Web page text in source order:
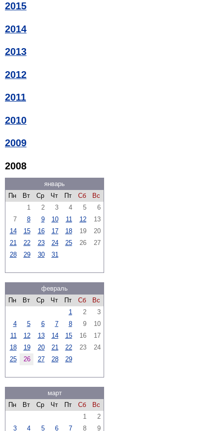
2015
2014
2013
2012
2011
2010
2009
2008
январь
Пн
Вт Ср Чт Пт Сб
Вс
1
2 3 4 5
6
7
8 9 10 11 12
13
14
15 16 17 18 19
20
21
22 23 24 25 26
27
28
29 30 31
февраль
Пн
Вт Ср Чт Пт Сб
Вс
1
2
3
4
5 6 7 8 9
10
11
12 13 14 15 16
17
18
19 20 21 22 23
24
25
26 27 28 29
март
Пн
Вт Ср Чт Пт Сб
Вс
1
2
3
4 5 6 7 8 9